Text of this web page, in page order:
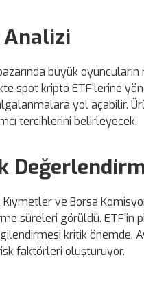
Analizi
büyük
spot kripto ETF'lerine
yol açabilir.
tercihlerini belirleyecek.
ve Borsa
süreleri görüldü. ETF'in
kritik önemde.
faktörleri oluşturuyor.